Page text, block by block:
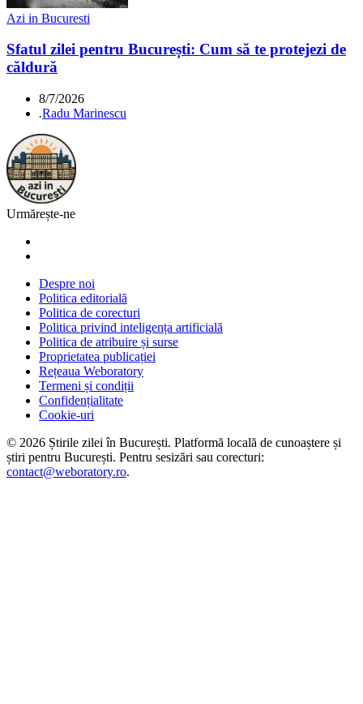
Azi in Bucuresti
Sfatul zilei pentru București: Cum să te protejezi de
căldură
8/7/2026
.Radu Marinescu
Urmărește-ne
Despre noi
Politica editorială
Politica de corecturi
Politica privind inteligența artificială
Politica de atribuire și surse
Proprietatea publicației
Rețeaua Weboratory
Termeni și condiții
Confidențialitate
Cookie-uri
© 2026 Știrile zilei în București. Platformă locală de cunoaștere și
știri pentru București. Pentru sesizări sau corecturi:
contact@weboratory.ro.